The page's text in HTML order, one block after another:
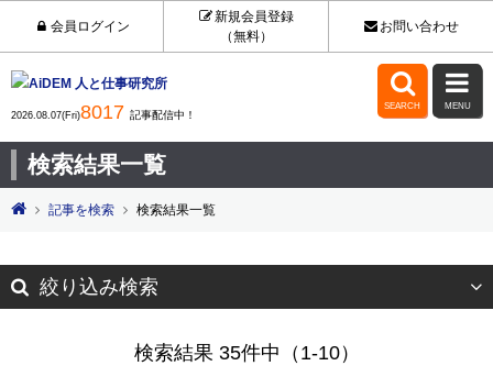
会員ログイン
新規会員登録
（無料）
お問い合わせ
2026.08.07(Fri)8017 記事配信中！

SEARCH

MENU
検索結果一覧
記事を検索 検索結果一覧
絞り込み検索
検索結果 35件中（1-10）